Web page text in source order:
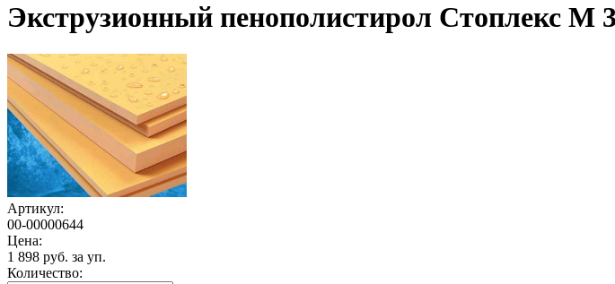
Экструзионный пенополистирол Стоплекс М
Артикул:
00-00000644
Цена:
1 898 руб. за уп.
Количество: